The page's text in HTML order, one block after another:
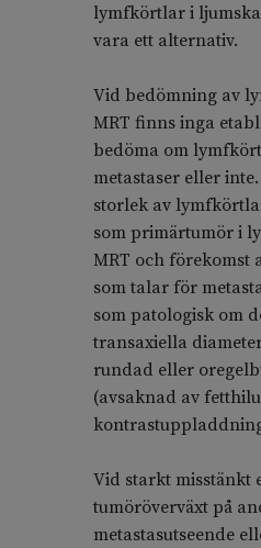
lymfkörtlar i
vara ett alternativ.
Vid bedömning av
MRT finns inga
bedöma om
metastaser eller
storlek av
som primärtumör i
MRT och förekomst
som talar för
som patologisk om
transaxiella
rundad eller
(avsaknad av
Vid starkt misstänkt
tumöröverväxt på
metastasutseende